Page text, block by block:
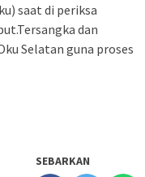
saat di periksa
dan
Selatan guna proses
SEBARKAN